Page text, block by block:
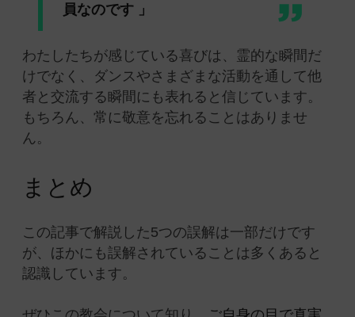
員なのです 」
わたしたちが感じている喜びは、霊的な瞬間だ
けでなく、ダンスやさまざまな活動を通して他
者と交流する瞬間にも表れると信じています。
もちろん、常に敬意を忘れることはありませ
ん。
まとめ
この記事で解説した5つの誤解は一部だけです
が、ほかにも誤解されていることは多くあると
認識しています。